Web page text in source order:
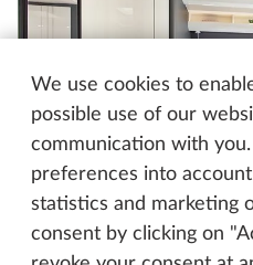
We use cookies to
possible use of our
communication with
preferences into
statistics and marketing
consent by clicking on